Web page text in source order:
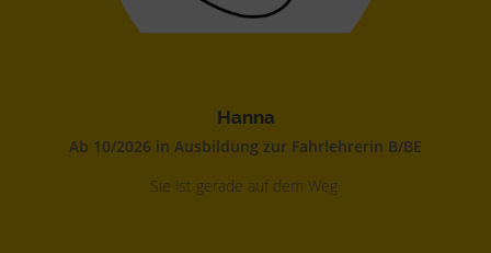
Hanna
Ab 10/2026 in Ausbildung zur Fahrlehrerin B/BE
Sie ist gerade auf dem Weg.